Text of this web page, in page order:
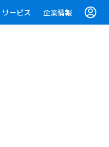
サービス 企業情報